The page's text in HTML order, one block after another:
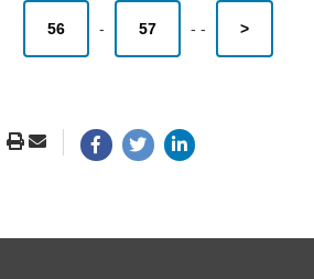
56 - 57 - - >